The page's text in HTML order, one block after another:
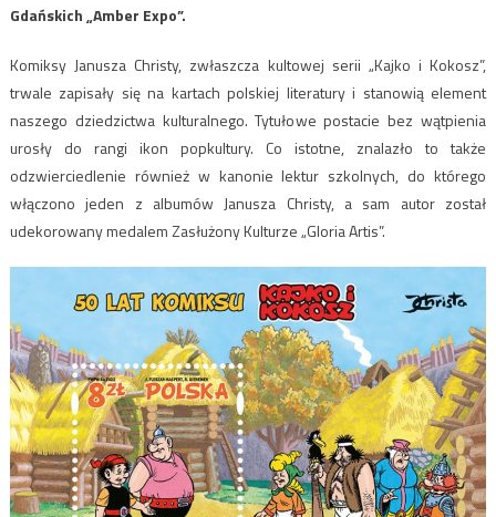
Gdańskich „Amber Expo”.
Komiksy Janusza Christy, zwłaszcza kultowej serii „Kajko i Kokosz”,
trwale zapisały się na kartach polskiej literatury i stanowią element
naszego dziedzictwa kulturalnego. Tytułowe postacie bez wątpienia
urosły do rangi ikon popkultury. Co istotne, znalazło to także
odzwierciedlenie również w kanonie lektur szkolnych, do którego
włączono jeden z albumów Janusza Christy, a sam autor został
udekorowany medalem Zasłużony Kulturze „Gloria Artis”.